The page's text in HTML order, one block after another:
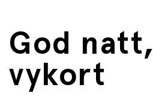
God natt,
vykort